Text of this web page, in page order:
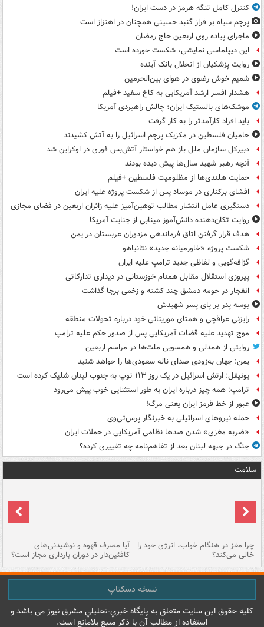
کنترل کامل تنگه هرمز در دست ایران!
پرچم سیاه بر فراز گنبد حسینی همچنان در اهتزاز است
ماجرای پیاده روی اربعین حاج رمضان
این دیپلماسی نمایشی، شکست خورده است
روایت پزشکیان از انحلال بانک آینده
شمیم خوش رضوی در هوای بین‌الحرمین
هشدار افسر ارشد آمریکایی به کاخ سفید +فیلم
موشک‌های بالستیک ایران؛ چالش راهبردی آمریکا
باید افراد کارآمدتر را به کار گرفت
حامیان فلسطین در مکزیک پرچم اسرائیل را به آتش کشیدند
دبیرکل سازمان ملل باز هم خواستار آتش‌بس فوری در اوکراین شد
آنچه رهبر شهید سال‌ها پیش دیده بودند
حمایت هلندی‌ها از مظلومیت فلسطین +فیلم
افشای برکناری در موساد پس از شکست پروژه علیه ایران
دستگیری عامل انتشار مطالب توهین‌آمیز علیه زائران اربعین در فضای مجازی
روایت تکان‌دهنده دانش‌آموز مینابی از جنایت آمریکا
هدف قرار گرفتن اتاق‌ فرماندهی مزدوران عربستان در یمن
شکست پروژه «خاورمیانه جدید» نتانیاهو
گزافه‌گویی و لفاظی جدید ترامپ علیه ایران
پیروزی استقلال مقابل همنام خوزستانی در دیداری تدارکاتی
انفجار در حومه دمشق چند کشته و زخمی برجا گذاشت
بوسه‌ پدر بر پای پسر شهیدش
رایزنی عراقچی و همتای موریتانی خود درباره تحولات منطقه
موج تهدید علیه قضات آمریکایی پس از صدور حکم علیه ترامپ
روایتی از همدلی و همسویی ملت‌ها در مراسم اربعین
یمن: جهان به‌زودی صدای ناله سعودی‌ها را خواهد شنید
یونیفل: ارتش اسرائیل در یک روز ۱۱۳ توپ به جنوب لبنان شلیک کرده است
ترامپ: همه چیز درباره ایران به طور استثنایی خوب پیش می‌رود
عبور از خط قرمز ایران یعنی مرگ!
حمله نیروهای اسرائیلی به خبرنگار پرس‌تی‌وی
«ضربه مغزی» شدن صدها نظامی آمریکایی در حملات ایران
جنگ در جبهه لبنان بعد از تفاهم‌نامه چه تغییری کرده؟
سلامت
چرا مغز در هنگام خواب، انرژی خود را
خالی می‌کند؟
آیا مصرف قهوه و نوشیدنی‌های
کافئین‌دار در دوران بارداری مجاز است؟
نسخه دسکتاپ
کليه حقوق اين سايت متعلق به پایگاه خبري-تحليلي مشرق نيوز می باشد و
استفاده از مطالب آن با ذکر منبع بلامانع است.